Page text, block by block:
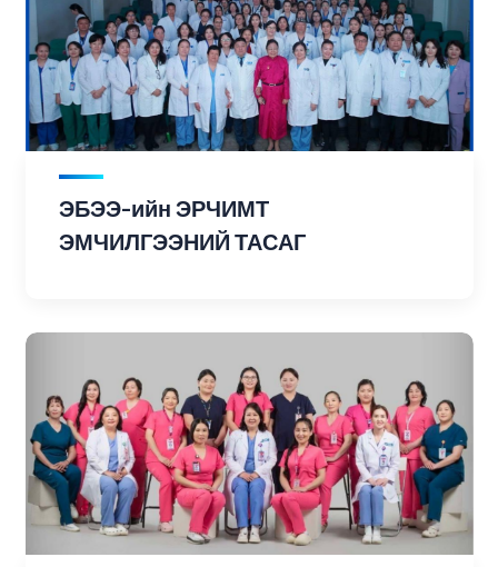
ЭБЭЭ-ийн ЭРЧИМТ
ЭМЧИЛГЭЭНИЙ ТАСАГ